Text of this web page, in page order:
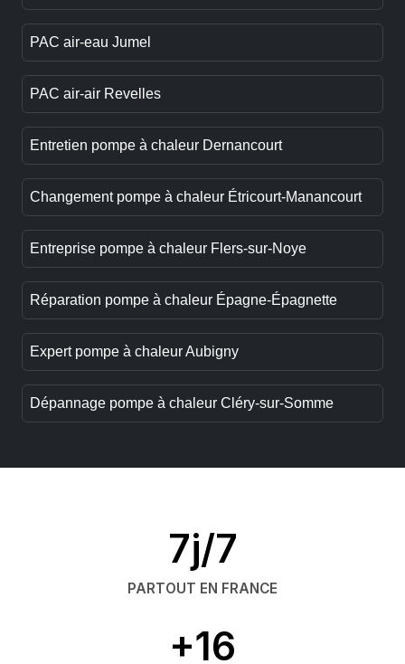
PAC air-eau Jumel
PAC air-air Revelles
Entretien pompe à chaleur Dernancourt
Changement pompe à chaleur Étricourt-Manancourt
Entreprise pompe à chaleur Flers-sur-Noye
Réparation pompe à chaleur Épagne-Épagnette
Expert pompe à chaleur Aubigny
Dépannage pompe à chaleur Cléry-sur-Somme
7j/7
PARTOUT EN FRANCE
+16